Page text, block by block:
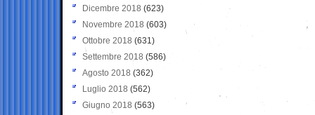
Dicembre 2018 (623)
Novembre 2018 (603)
Ottobre 2018 (631)
Settembre 2018 (586)
Agosto 2018 (362)
Luglio 2018 (562)
Giugno 2018 (563)